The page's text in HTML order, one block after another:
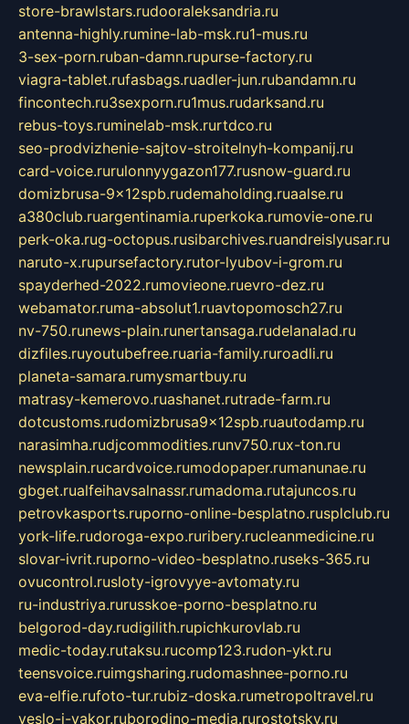
store-brawlstars.rudooraleksandria.ru
antenna-highly.rumine-lab-msk.ru1-mus.ru
3-sex-porn.ruban-damn.rupurse-factory.ru
viagra-tablet.rufasbags.ruadler-jun.rubandamn.ru
fincontech.ru3sexporn.ru1mus.rudarksand.ru
rebus-toys.ruminelab-msk.rurtdco.ru
seo-prodvizhenie-sajtov-stroitelnyh-kompanij.ru
card-voice.rurulonnyygazon177.rusnow-guard.ru
domizbrusa-9x12spb.rudemaholding.ruaalse.ru
a380club.ruargentinamia.ruperkoka.rumovie-one.ru
perk-oka.rug-octopus.rusibarchives.ruandreislyusar.ru
naruto-x.rupursefactory.rutor-lyubov-i-grom.ru
spayderhed-2022.rumovieone.ruevro-dez.ru
webamator.ruma-absolut1.ruavtopomosch27.ru
nv-750.runews-plain.runertansaga.rudelanalad.ru
dizfiles.ruyoutubefree.ruaria-family.ruroadli.ru
planeta-samara.rumysmartbuy.ru
matrasy-kemerovo.ruashanet.rutrade-farm.ru
dotcustoms.rudomizbrusa9x12spb.ruautodamp.ru
narasimha.rudjcommodities.runv750.rux-ton.ru
newsplain.rucardvoice.rumodopaper.rumanunae.ru
gbget.rualfeihavsalnassr.rumadoma.rutajuncos.ru
petrovkasports.ruporno-online-besplatno.rusplclub.ru
york-life.rudoroga-expo.ruribery.rucleanmedicine.ru
slovar-ivrit.ruporno-video-besplatno.ruseks-365.ru
ovucontrol.rusloty-igrovyye-avtomaty.ru
ru-industriya.rurusskoe-porno-besplatno.ru
belgorod-day.rudigilith.rupichkurovlab.ru
medic-today.rutaksu.rucomp123.rudon-ykt.ru
teensvoice.ruimgsharing.rudomashnee-porno.ru
eva-elfie.rufoto-tur.rubiz-doska.rumetropoltravel.ru
veslo-i-yakor.ruborodino-media.rurostotsky.ru